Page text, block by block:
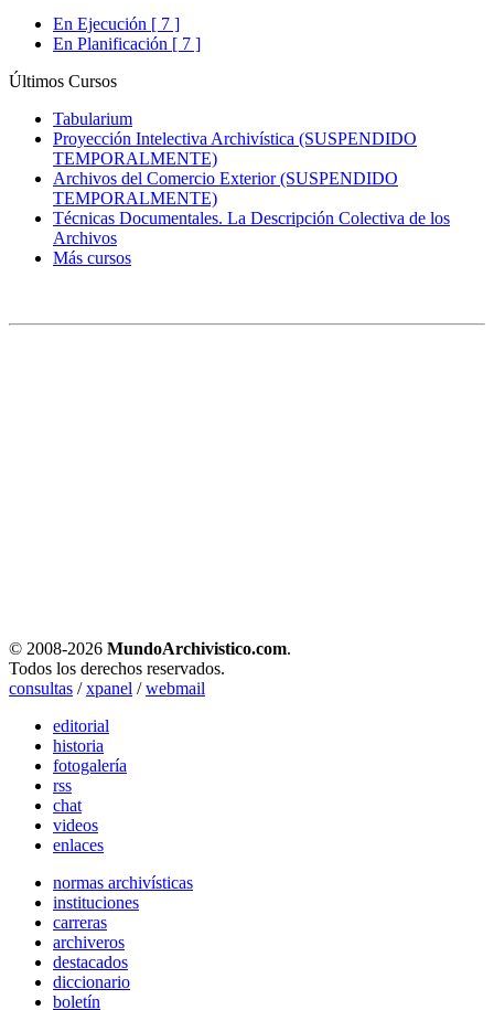
En Ejecución [ 7 ]
En Planificación [ 7 ]
Últimos Cursos
Tabularium
Proyección Intelectiva Archivística (SUSPENDIDO
TEMPORALMENTE)
Archivos del Comercio Exterior (SUSPENDIDO
TEMPORALMENTE)
Técnicas Documentales. La Descripción Colectiva de los
Archivos
Más cursos
© 2008-2026 MundoArchivistico.com.
Todos los derechos reservados.
consultas /xpanel /webmail
editorial
historia
fotogalería
rss
chat
videos
enlaces
normas archivísticas
instituciones
carreras
archiveros
destacados
diccionario
boletín